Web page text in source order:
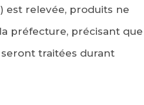
est relevée, produits ne
préfecture, précisant que
traitées durant